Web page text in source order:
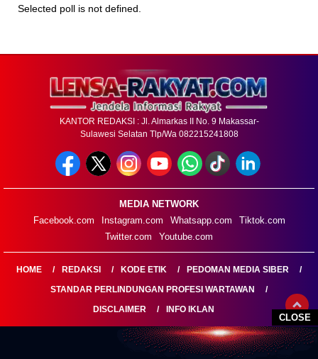
CLOSE
Selected poll is not defined.
KANTOR REDAKSI : Jl. Almarkas II No. 9 Makassar-
Sulawesi Selatan Tlp/Wa 082215241808
MEDIA NETWORK
Facebook.com
Instagram.com Whatsapp.com
Tiktok.com
Twitter.com
Youtube.com
HOME REDAKSI KODE ETIK
PEDOMAN MEDIA SIBER
STANDAR PERLINDUNGAN PROFESI WARTAWAN
DISCLAIMER
INFO IKLAN
LENSARAKYAT.COM@2026